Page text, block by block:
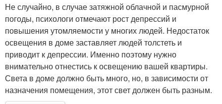
Не случайно, в случае затяжной облачной и пасмурной
погоды, психологи отмечают рост депрессий и
повышения утомляемости у многих людей. Недостаток
освещения в доме заставляет людей толстеть и
приводит к депрессии. Именно поэтому нужно
внимательно отнестись к освещению вашей квартиры.
Света в доме должно быть много, но, в зависимости от
назначения помещения, этот свет должен быть разным.